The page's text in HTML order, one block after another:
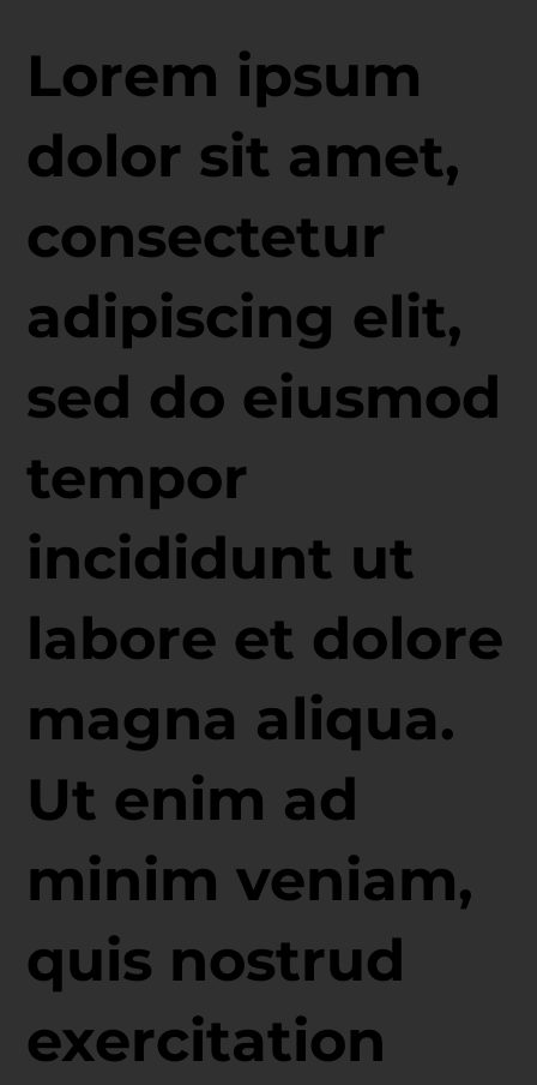
Lorem ipsum
dolor sit amet,
consectetur
adipiscing elit,
sed do eiusmod
tempor
incididunt ut
labore et dolore
magna aliqua.
Ut enim ad
minim veniam,
quis nostrud
exercitation